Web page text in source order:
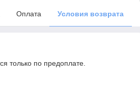
Оплата Условия возврата
только по предоплате.